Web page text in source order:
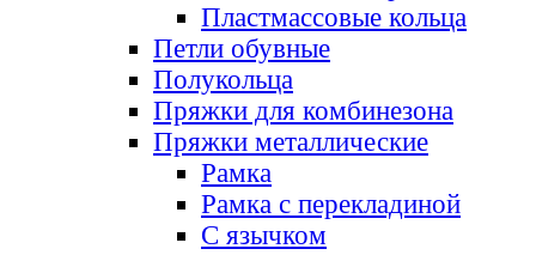
Пластмассовые кольца
Петли обувные
Полукольца
Пряжки для комбинезона
Пряжки металлические
Рамка
Рамка с перекладиной
С язычком